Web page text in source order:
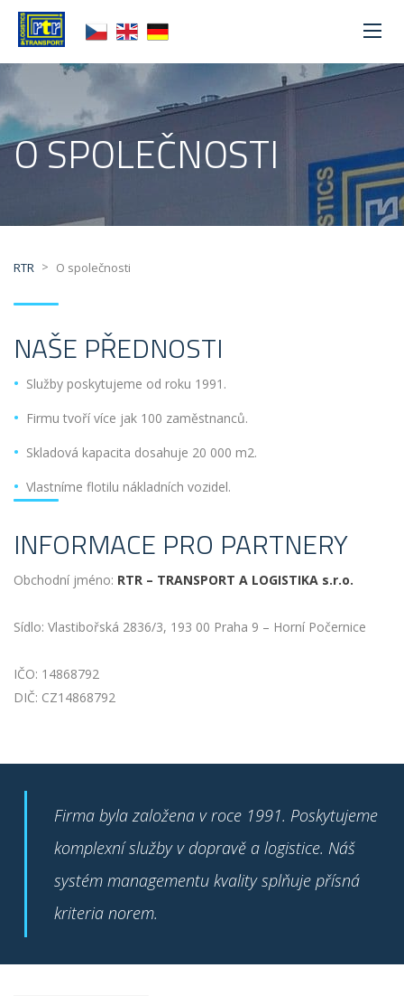
O SPOLEČNOSTI
RTR > O společnosti
NAŠE PŘEDNOSTI
Služby poskytujeme od roku 1991.
Firmu tvoří více jak 100 zaměstnanců.
Skladová kapacita dosahuje 20 000 m2.
Vlastníme flotilu nákladních vozidel.
INFORMACE PRO PARTNERY
Obchodní jméno: RTR – TRANSPORT A LOGISTIKA s.r.o.
Sídlo: Vlastibořská 2836/3, 193 00 Praha 9 – Horní Počernice
IČO: 14868792
DIČ: CZ14868792
Firma byla založena v roce 1991. Poskytujeme
komplexní služby v dopravě a logistice. Náš
systém managementu kvality splňuje přísná
kriteria norem.